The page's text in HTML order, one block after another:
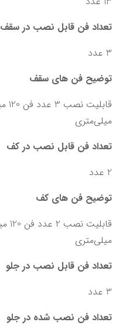
تعداد فن قابل نصب در سقف
3 عدد
توضیح فن های سقف
میلی‌متری
تعداد فن قابل نصب در کف
2 عدد
توضیح فن های کف
میلی‌متری
تعداد فن قابل نصب در جلو
3 عدد
تعداد فن نصب شده در جلو